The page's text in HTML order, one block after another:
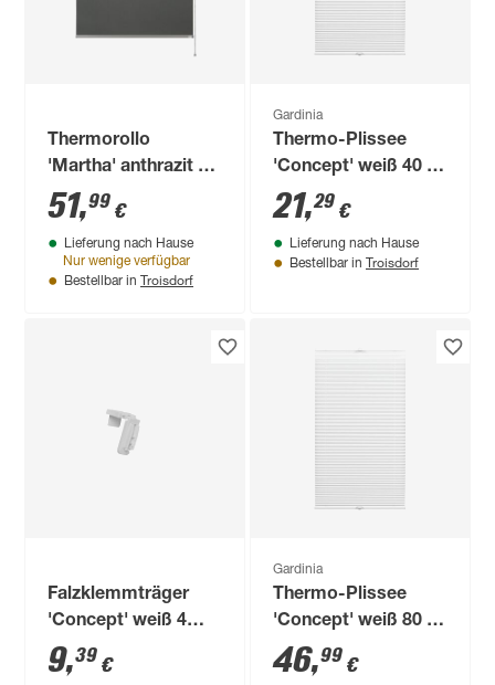
Thermorollo
'Martha' anthrazit 80
x 210 cm
51,99 €
Lieferung nach Hause
Nur wenige verfügbar
Bestellbar in Troisdorf
Gardinia
Thermo-Plissee
'Concept' weiß 40 x
130 cm
21,29 €
Lieferung nach Hause
Bestellbar in Troisdorf
Falzklemmträger
'Concept' weiß 4
Stück
9,39 €
Gardinia
Thermo-Plissee
'Concept' weiß 80 x
210 cm
46,99 €